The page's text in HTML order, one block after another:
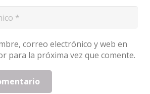
correo electrónico y web en
para la próxima vez que comente.